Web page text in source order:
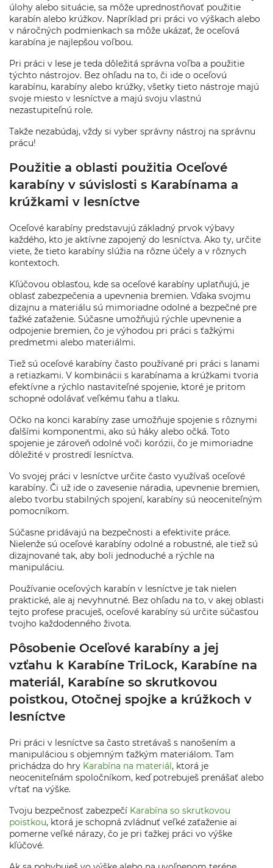
úlohy alebo situácie, sa môže uprednostňovať použitie
karabín alebo krúžkov. Napríklad pri práci vo výškach alebo
v náročných podmienkach sa môže ukázať, že oceľová
karabína je najlepšou voľbou.
Pri práci v lese je teda dôležitá správna voľba a použitie
týchto nástrojov. Bez ohľadu na to, či ide o oceľovú
karabínu, karabíny alebo krúžky, všetky tieto nástroje majú
svoje miesto v lesníctve a majú svoju vlastnú
nezastupiteľnú role.
Takže nezabúdaj, vždy si vyber správny nástroj na správnu
prácu!
Použitie a oblasti použitia Oceľové
karabíny v súvislosti s Karabínama a
krúžkami v lesníctve
Oceľové karabíny predstavujú základný prvok výbavy
každého, kto je aktívne zapojený do lesníctva. Ako ty, určite
viete, že tieto karabíny slúžia na rôzne účely a v rôznych
kontextoch.
Kľúčovou oblasťou, kde sa oceľové karabíny uplatňujú, je
oblasť zabezpečenia a upevnenia bremien. Vďaka svojmu
dizajnu a materiálu sú mimoriadne odolné a bezpečné pre
ťažké zaťaženie. Súčasne umožňujú rýchle upevnenie a
odpojenie bremien, čo je výhodou pri práci s ťažkými
predmetmi alebo materiálmi.
Tiež sú oceľové karabíny často používané pri práci s lanami
a retiazkami. V kombinácii s karabínama a krúžkami tvoria
efektívne a rýchlo nastaviteľné spojenie, ktoré je pritom
schopné odolávať veľkému ťahu a tlaku.
Očko na konci karabíny zase umožňuje spojenie s rôznymi
ďalšími komponentmi, ako sú háky alebo očká. Toto
spojenie je zároveň odolné voči korózii, čo je mimoriadne
dôležité v prostredí lesníctva.
Vo svojej práci v lesníctve určite často využívaš oceľové
karabíny. Či už ide o zavesenie náradia, upevnenie bremien,
alebo tvorbu stabilných spojení, karabíny sú neoceniteľným
pomocníkom.
Súčasne pridávajú na bezpečnosti a efektivite práce.
Nielenže sú oceľové karabíny odolné a robustné, ale tiež sú
dizajnované tak, aby boli jednoduché a rýchle na
manipuláciu.
Používanie oceľových karabín v lesníctve je tak nielen
praktické, ale aj nevyhnutné. Bez ohľadu na to, v akej oblasti
tejto profese pracuješ, oceľové karabíny sú určite súčasťou
tvojho každodenného života.
Pôsobenie Oceľové karabíny a jej
vzťahu k Karabíne TriLock, Karabíne na
materiál, Karabíne so skrutkovou
poistkou, Otočnej spojke a krúžkoch v
lesníctve
Pri práci v lesníctve sa často stretávaš s nanošením a
manipuláciou s objemným ťažkým materiálom. Tam
prichádza do hry Karabína na materiál, ktorá je
neoceniteľnám spoločníkom, keď potrebuješ prenášať alebo
vŕtať na výške.
Tvoju bezpečnosť zabezpečí Karabína so skrutkovou
poistkou, ktorá je schopná zvládnuť veľké zaťaženie ai
pomerne veľké nárazy, čo je pri ťažkej práci vo výške
kľúčové.